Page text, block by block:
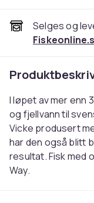
Selges og
I løpet av mer enn
og fjellvann til
Vicke produsert
har den også blitt
resultat. Fisk med
Way.